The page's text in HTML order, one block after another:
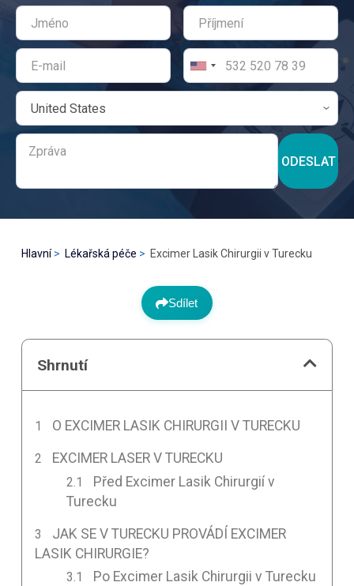
ODESLAT
Hlavní Lékařská péče Excimer Lasik Chirurgii v Turecku
Sdílet
Shrnutí
O EXCIMER LASIK CHIRURGII V TURECKU
EXCIMER LASER V TURECKU
Před Excimer Lasik Chirurgií v
Turecku
JAK SE V TURECKU PROVÁDÍ EXCIMER
LASIK CHIRURGIE?
Po Excimer Lasik Chirurgii v Turecku